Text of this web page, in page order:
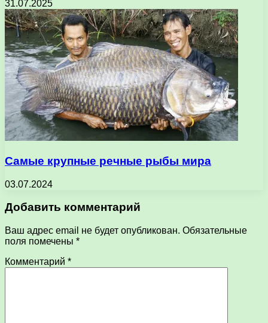
31.07.2025
Самые крупные речные рыбы мира
03.07.2024
Добавить комментарий
Ваш адрес email не будет опубликован. Обязательные
поля помечены *
Комментарий *